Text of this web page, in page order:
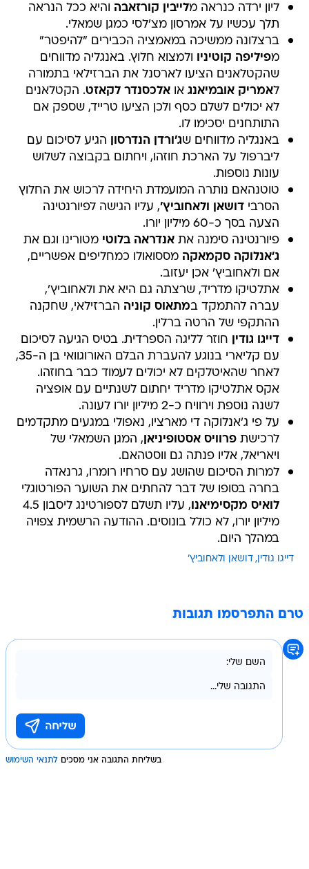
ליון ירדה כנראה מלייבין קורזאבה והיא ככל הנראה
תלך עכשיו על אמרסון מצ'לסי כמגן שמאלי.
ברצלונה ממשיכה במאמציה הכבירים "להיפטר"
מפיליפה קוטיניו
ולמצוא חלוץ. באנגליה מדווחים
שהקטלאנים הציעו לארסנל את הברזילאי בתמורה
לאמריק אובמיאנג אואלכסנדר לקאזט. הקטלאנים
לא יכולים לשלם כסף ולכן הציעו טרייד, שספק אם
התותחנים יסכימו לו.
באנגליה מדווחים שג'ורדן הנדרסון
הגיע לסיכום עם
ליברפול על הארכת חוזהו, ויחתום בקבוצה לשלוש
עונות נוספות.
טוטנהאם נותרה המועמדת היחידה לרכוש את החלוץ
הסרבידושאן ולאחוביץ', עליו הגישה לפיורנטינה
הצעה בסך כ-60 מיליון יורו.
פיורנטינה סימנה אתאנדראה בלוטי מטורינו וגם את
ג'אנלוקה סקמאקה מססואולו כמחליפים אפשריים,
אם ולאחוביץ' אכן יעזוב.
אתלטיקו מדריד, שרצתה גם היא את ולאחוביץ',
עברה להתמקד במתאוס קוניה הברזילאי, שחקנה
ההתקפי של הרטה ברלין.
דייגו גודין
חוזר לליגה הספרדית. בטיס הגיעה לסיכום
עם קליארי בנוגע להעברת הבלם האורוגוואי בן ה-35,
לאחר שהאיטלקים לא יכולים לעמוד כבר בחוזהו.
אקס אתלטיקו מדריד יחתום לשנתיים עם אופציה
לשנה נוספת וירוויח כ-2 מיליון יורו לעונה.
על פי ג'אנלוקה די מארציו, נאפולי במגעים מתקדמים
לרכישתפרוויס אסטופיניאן , המגן השמאלי של
ויאריאל, אליו פנתה גם ווסטהאם.
למרות הסיכום שהושג עם סרחיו רומרו, גרנאדה
בחרה בסופו של דבר להחתים את השוער הפורטוגלי
לואיס מקסימיאנו
, עליו תשלם לספורטינג ליסבון 4.5
מיליון יורו, לא כולל בונוסים. ההודעה הרשמית צפויה
במהלך היום.
דייגו גודין דושאן ולאחוביץ'
טרם התפרסמו תגובות
בשליחת התגובה אני מסכים לתנאי השימוש